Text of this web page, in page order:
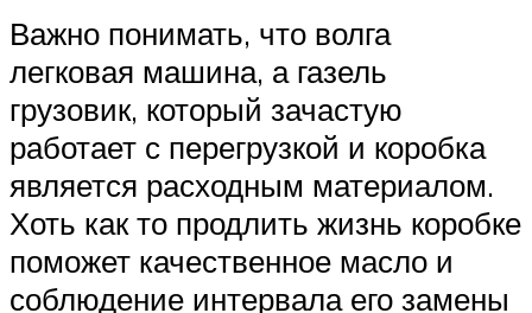
Важно понимать, что волга
легковая машина, а газель
грузовик, который зачастую
работает с перегрузкой и коробка
является расходным материалом.
Хоть как то продлить жизнь коробке
поможет качественное масло и
соблюдение интервала его замены